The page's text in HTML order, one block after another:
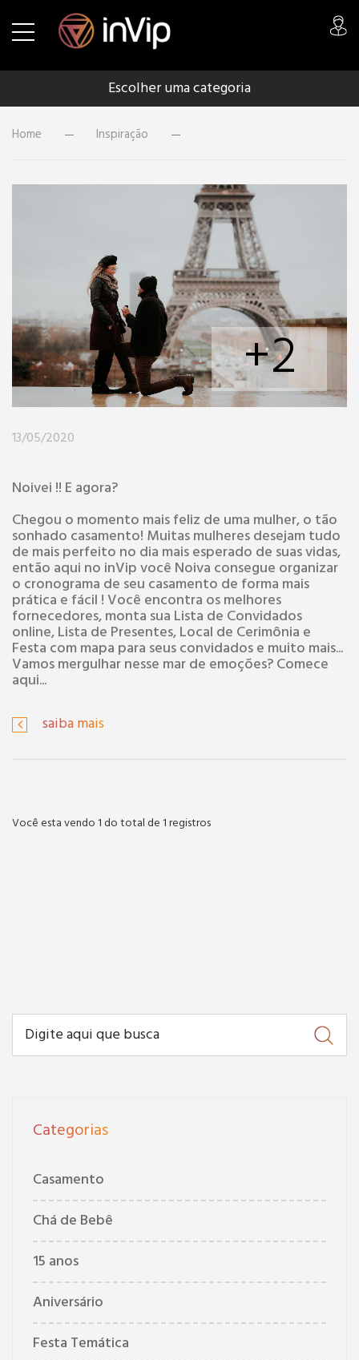
Escolher uma categoria
Home Inspiração
+2
13/05/2020
Noivei !! E agora?
Chegou o momento mais feliz de uma mulher, o tão
sonhado casamento! Muitas mulheres desejam tudo
de mais perfeito no dia mais esperado de suas vidas,
então aqui no inVip você Noiva consegue organizar
o cronograma de seu casamento de forma mais
prática e fácil ! Você encontra os melhores
fornecedores, monta sua Lista de Convidados
online, Lista de Presentes, Local de Cerimônia e
Festa com mapa para seus convidados e muito mais...
Vamos mergulhar nesse mar de emoções? Comece
aqui...
saiba mais
Você esta vendo 1 do total de 1 registros
Categorias
Casamento
Chá de Bebê
15 anos
Aniversário
Festa Temática